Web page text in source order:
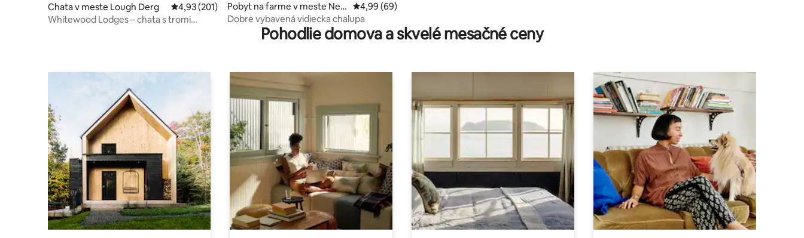
Chata v meste Lough Derg Priemerné ohodnotenie 4,93 z 5, počet hodnotení: 201
4,93 (201)
Whitewood Lodges – chata s tromi
Pobyt na farme v meste Nen
agh
Priemerné ohodnotenie 4,99 z 5, počet hodnotení: 69
4,99 (69)
Dobre vybavená vidiecka chalupa
Pohodlie domova a skvelé mesačné ceny